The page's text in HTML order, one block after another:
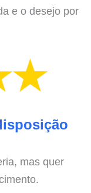
e o desejo por
mas quer